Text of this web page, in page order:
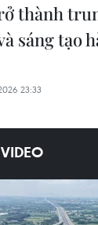
thành
sáng tạo
23:33
VIDEO